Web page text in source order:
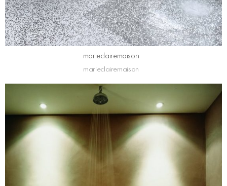
marieclairemaison
marieclairemaison